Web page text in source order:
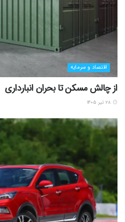
اقتصاد و سرمایه
از چالش مسکن تا بحران انبارداری